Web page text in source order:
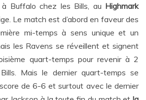
Buffalo chez les Bills, au Highmark
Le match est d’abord en faveur des
mi-temps à sens unique et un
les Ravens se réveillent et signent
quart-temps pour revenir à 2
Mais le dernier quart-temps se
de 6-6 et surtout avec le dernier